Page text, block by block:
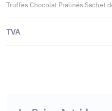
Truffes Chocolat Pralinés Sachet
TVA